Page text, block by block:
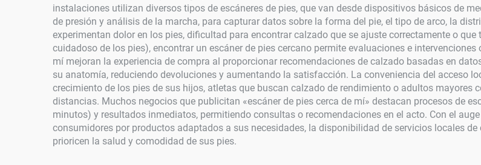
instalaciones utilizan diversos tipos de escáneres de pies, que van desde dispositivos básicos de
de presión y análisis de la marcha, para capturar datos sobre la forma del pie, el tipo de arco, la
experimentan dolor en los pies, dificultad para encontrar calzado que se ajuste correctamente o
cuidadoso de los pies), encontrar un escáner de pies cercano permite evaluaciones e
mí mejoran la experiencia de compra al proporcionar recomendaciones de calzado basadas en
su anatomía, reduciendo devoluciones y aumentando la satisfacción. La conveniencia del acceso
crecimiento de los pies de sus hijos, atletas que buscan calzado de rendimiento o adultos
distancias. Muchos negocios que publicitan «escáner de pies cerca de mí» destacan procesos de
minutos) y resultados inmediatos, permitiendo consultas o recomendaciones en el acto. Con el
consumidores por productos adaptados a sus necesidades, la disponibilidad de servicios locales
prioricen la salud y comodidad de sus pies.